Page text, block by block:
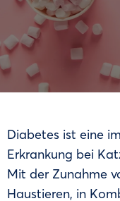
Diabetes ist eine
Erkrankung bei
Mit der Zunahme
Haustieren, in